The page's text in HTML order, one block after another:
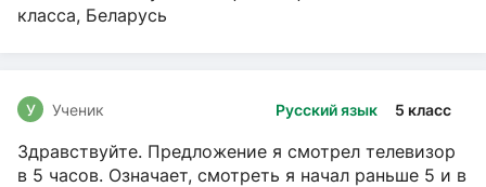
класса, Беларусь
Русский язык 5 класс
У Ученик
Здравствуйте. Предложение я смотрел телевизор
в 5 часов. Означает, смотреть я начал раньше 5 и в